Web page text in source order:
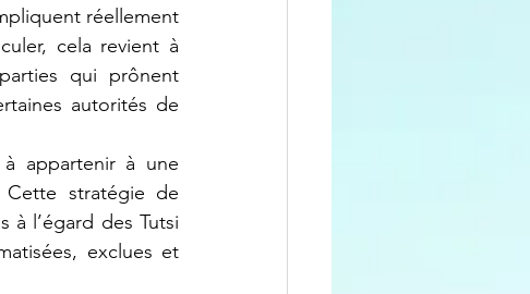
cela revient à
qui prônent
autorités de
Cette stratégie de
à l’égard des Tutsi
exclues et